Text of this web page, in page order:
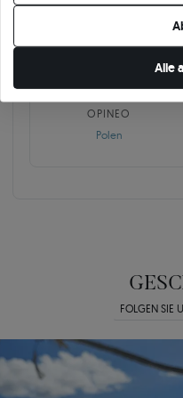
10 468
OPINEO
Polen
FOLGEN SIE
Ihre Cookie-Einstellungen ändern.
Alle